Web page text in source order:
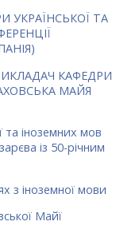
УКРАЇНСЬКОЇ ТА
КАФЕДРИ
МАЙЯ
та іноземних мов
із 50-річним
з іноземної мови
Майї